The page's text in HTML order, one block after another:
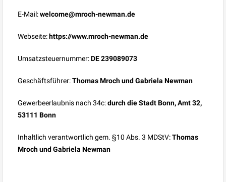
E-Mail:welcome@mroch-newman.de
Webseite:https://www.mroch-newman.de
Umsatzsteuernummer:DE 239089073
Geschäftsführer:Thomas Mroch und Gabriela Newman
Gewerbeerlaubnis nach 34c:durch die Stadt Bonn, Amt 32,
53111 Bonn
Inhaltlich verantwortlich gem. §10 Abs. 3 MDStV:Thomas
Mroch und Gabriela Newman